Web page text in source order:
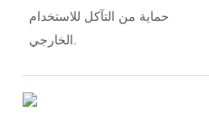
حماية من التآكل للاستخدام